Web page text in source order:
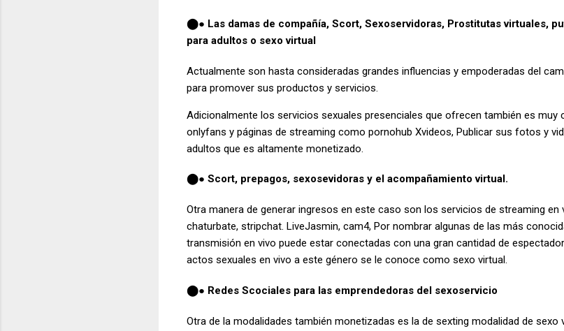
⬤● Las damas de compañía, Scort, Sexoservidoras, Prostitutas virtuales,
para adultos o sexo virtual
Actualmente son hasta consideradas grandes influencias y empoderadas del
para promover sus productos y servicios.
Adicionalmente los servicios sexuales presenciales que ofrecen también es
onlyfans y páginas de streaming como pornohub Xvideos, Publicar sus fotos y
adultos que es altamente monetizado.
⬤● Scort, prepagos, sexosevidoras y el acompañamiento virtual.
Otra manera de generar ingresos en este caso son los servicios de streaming
chaturbate, stripchat. LiveJasmin, cam4, Por nombrar algunas de las más
transmisión en vivo puede estar conectadas con una gran cantidad de
actos sexuales en vivo a este género se le conoce como sexo virtual.
⬤● Redes Scociales para las emprendedoras del sexoservicio
Otra de la modalidades también monetizadas es la de sexting modalidad de